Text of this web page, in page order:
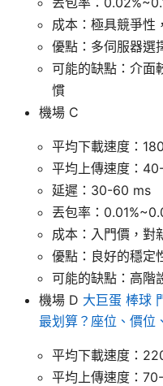
成本：極具競爭性
優點：多伺服器選
可能的缺點：介面
慣
機場 C
平均下載速度：
平均上傳速度：
延遲：30-60 ms
丟包率：
成本：入門價，對
優點：良好的穩定
可能的缺點：高階
機場 D 大巨蛋 棒球
最划算？座位、價位
平均下載速度：
平均上傳速度：